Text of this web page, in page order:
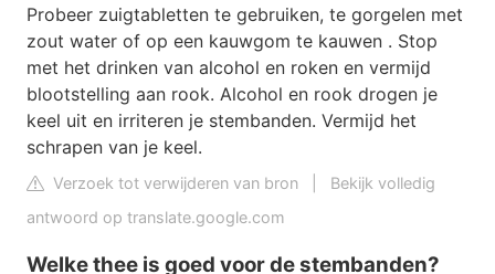
Probeer zuigtabletten te gebruiken, te gorgelen met
zout water of op een kauwgom te kauwen . Stop
met het drinken van alcohol en roken en vermijd
blootstelling aan rook. Alcohol en rook drogen je
keel uit en irriteren je stembanden. Vermijd het
schrapen van je keel.
Verzoek tot verwijderen van bron
Bekijk volledig
antwoord op translate.google.com
Welke thee is goed voor de stembanden?